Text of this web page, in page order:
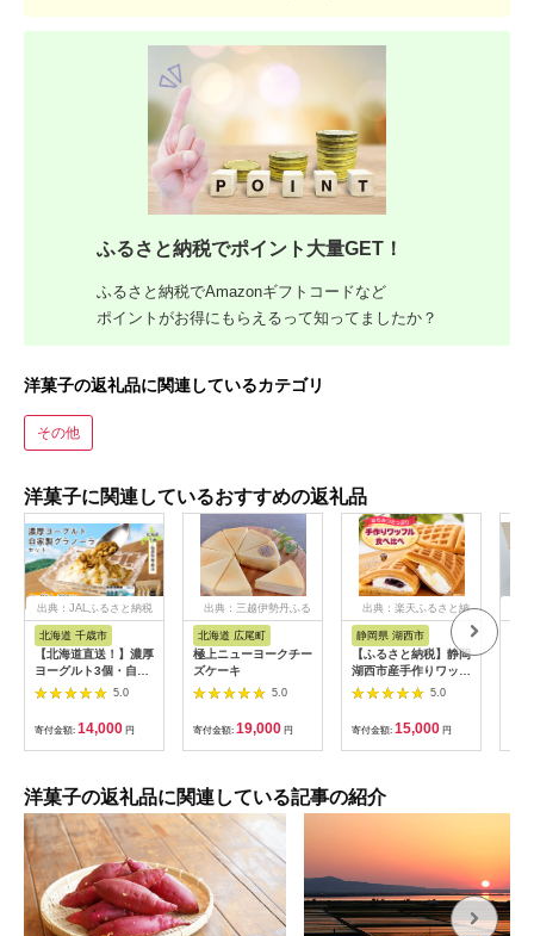
ふるさと納税でポイント大量GET！
ふるさと納税でAmazonギフトコードなど
ポイントがお得にもらえるって知ってましたか？
洋菓子の返礼品に関連しているカテゴリ
その他
洋菓子に関連しているおすすめの返礼品
出典：JALふるさと納税
北海道 千歳市
【北海道直送！】濃厚
ヨーグルト3個・自家
製グラノーラ3個セッ
5.0
寄付金額: 14,000 円
出典：三越伊勢丹ふる
さと納税
北海道 広尾町
極上ニューヨークチー
ズケーキ
5.0
寄付金額: 19,000 円
出典：楽天ふるさと納
静岡県 湖西市
【ふるさと納税】静岡
湖西市産手作りワッフ
ル(7個入りパック)
【配送不可地域：離
島】【1607597】
5.0
寄付金額: 15,000 円
洋菓子の返礼品に関連している記事の紹介